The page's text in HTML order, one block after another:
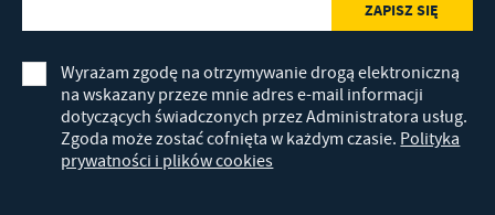
Wyrażam zgodę na otrzymywanie drogą elektroniczną
na wskazany przeze mnie adres e-mail informacji
dotyczących świadczonych przez Administratora usług.
Zgoda może zostać cofnięta w każdym czasie. Polityka
prywatności i plików cookies